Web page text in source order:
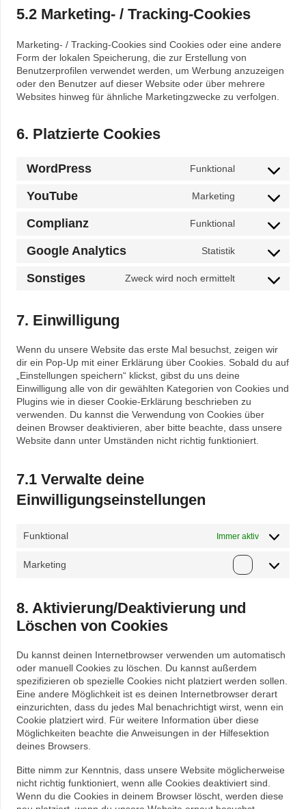
5.2 Marketing- / Tracking-Cookies
Marketing- / Tracking-Cookies sind Cookies oder eine andere
Form der lokalen Speicherung, die zur Erstellung von
Benutzerprofilen verwendet werden, um Werbung anzuzeigen
oder den Benutzer auf dieser Website oder über mehrere
Websites hinweg für ähnliche Marketingzwecke zu verfolgen.
6. Platzierte Cookies
WordPress FunktionalConsent
YouTube Marketing Consent
service
Complianz FunktionalConsent
service
Google Analytics StatistikConsent
service
Sonstiges Zweck wird noch ermitteltConsent
7. Einwilligung
Wenn du unsere Website das erste Mal besuchst, zeigen wir
dir ein Pop-Up mit einer Erklärung über Cookies. Sobald du auf
„Einstellungen speichern“ klickst, gibst du uns deine
Einwilligung alle von dir gewählten Kategorien von Cookies und
Plugins wie in dieser Cookie-Erklärung beschrieben zu
verwenden. Du kannst die Verwendung von Cookies über
deinen Browser deaktivieren, aber bitte beachte, dass unsere
Website dann unter Umständen nicht richtig funktioniert.
7.1 Verwalte deine
Einwilligungseinstellungen
Funktional Immer aktiv
Marketing
Marketing
8. Aktivierung/Deaktivierung und
Löschen von Cookies
Du kannst deinen Internetbrowser verwenden um automatisch
oder manuell Cookies zu löschen. Du kannst außerdem
spezifizieren ob spezielle Cookies nicht platziert werden sollen.
Eine andere Möglichkeit ist es deinen Internetbrowser derart
einzurichten, dass du jedes Mal benachrichtigt wirst, wenn ein
Cookie platziert wird. Für weitere Information über diese
Möglichkeiten beachte die Anweisungen in der Hilfesektion
deines Browsers.
Bitte nimm zur Kenntnis, dass unsere Website möglicherweise
nicht richtig funktioniert, wenn alle Cookies deaktiviert sind.
Wenn du die Cookies in deinem Browser löscht, werden diese